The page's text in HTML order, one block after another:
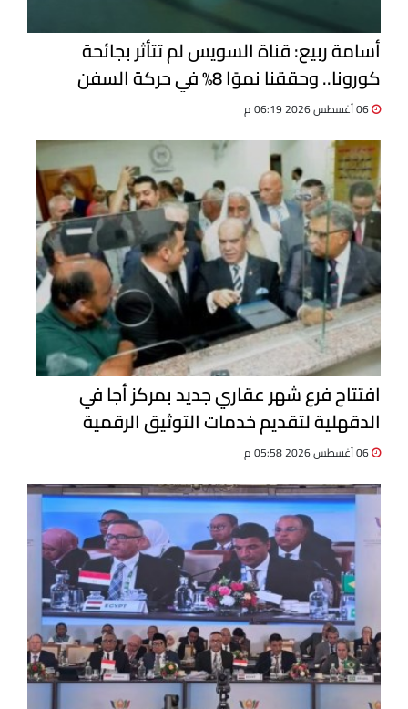
أسامة ربيع: قناة السويس لم تتأثر بجائحة
كورونا.. وحققنا نموًا 8% في حركة السفن
افتتاح فرع شهر عقاري جديد بمركز أجا في
الدقهلية لتقديم خدمات التوثيق الرقمية